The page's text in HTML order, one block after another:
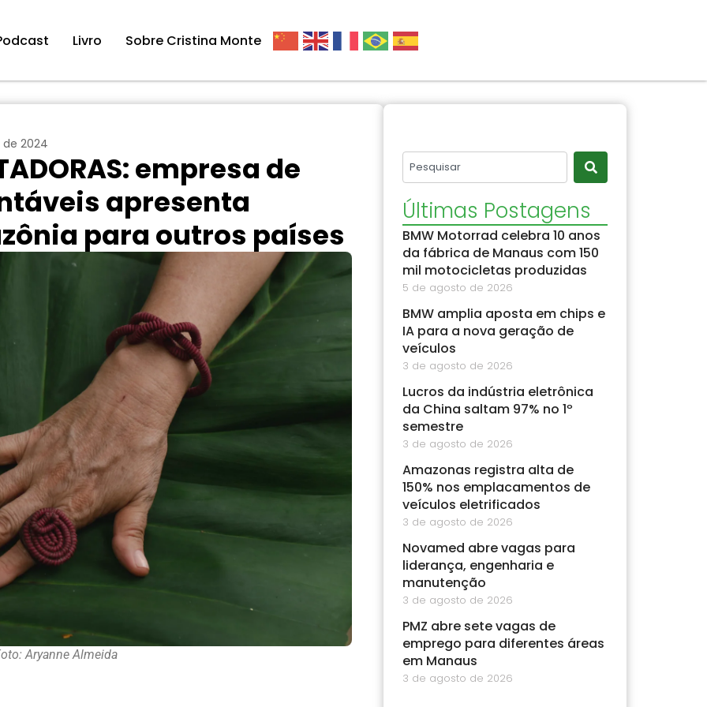
Livro Sobre Cristina Monte
2024
empresa de
apresenta
para outros países
Aryanne Almeida
Últimas Postagens
BMW Motorrad celebra 10 anos
da fábrica de Manaus com 150
mil motocicletas produzidas
5 de agosto de 2026
BMW amplia aposta em chips e
IA para a nova geração de
veículos
3 de agosto de 2026
Lucros da indústria eletrônica
da China saltam 97% no 1º
semestre
3 de agosto de 2026
Amazonas registra alta de
150% nos emplacamentos de
veículos eletrificados
3 de agosto de 2026
Novamed abre vagas para
liderança, engenharia e
manutenção
3 de agosto de 2026
PMZ abre sete vagas de
emprego para diferentes áreas
em Manaus
3 de agosto de 2026